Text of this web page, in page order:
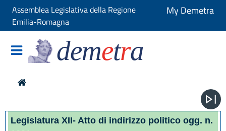
Assemblea Legislativa della Regione
Emilia-Romagna
My Demetra
demetra
Legislatura XII- Atto di indirizzo politico ogg. n.